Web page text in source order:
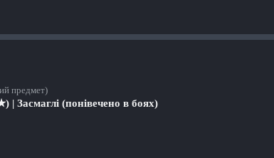
предмет)
| Засмаглі (понівечено в боях)